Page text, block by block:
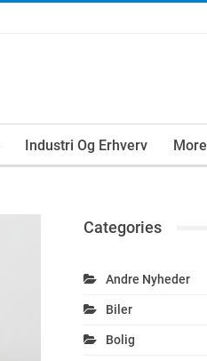
Industri Og Erhverv More
Categories
Andre Nyheder
Biler
Bolig